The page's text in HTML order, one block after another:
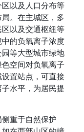
以及人口分布等
。在主城区，多
以及交通枢纽等
的负氧离子浓度
等大型城市绿地
空间对负氧离子
置站点，可直接
水平，为居民提
重于自然保护